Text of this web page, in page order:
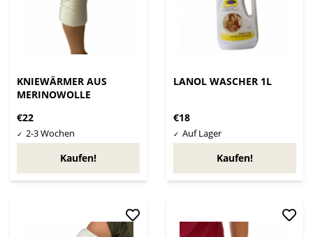
KNIEWÄRMER AUS
MERINOWOLLE
€22
Kaufen!
LANOL WASCHER 1L
€18
Kaufen!